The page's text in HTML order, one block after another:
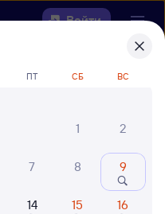
Войти
найтиж/д
ПТ СБ ВС
1
2
7 8 9
14 15 16